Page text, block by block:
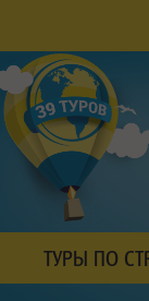
ТУРЫ ПО